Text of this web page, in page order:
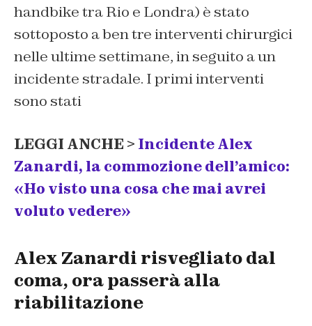
handbike tra Rio e Londra) è stato
sottoposto a ben tre interventi chirurgici
nelle ultime settimane, in seguito a un
incidente stradale. I primi interventi
sono stati
LEGGI ANCHE > Incidente Alex
Zanardi, la commozione dell’amico:
«Ho visto una cosa che mai avrei
voluto vedere»
Alex Zanardi risvegliato dal
coma, ora passerà alla
riabilitazione